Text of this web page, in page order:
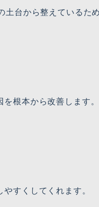
土台から整えているた
根本から改善します。
すくしてくれます。